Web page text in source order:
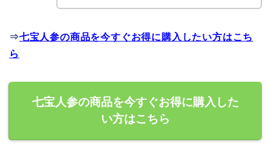
⇒七宝人参の商品を今すぐお得に購入したい方はこち
ら
七宝人参の商品を今すぐお得に購入した
い方はこちら